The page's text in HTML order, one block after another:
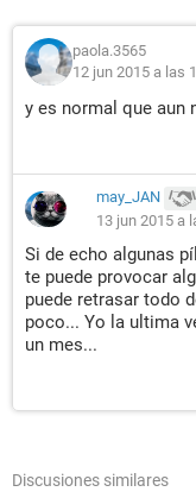
paola.3565
12 jun 2015 a las
y es normal que aun
may_JAN
13 jun 2015 a
Si de echo algunas
te puede provocar
puede retrasar todo
poco... Yo la ultima
un mes...
Discusiones similares